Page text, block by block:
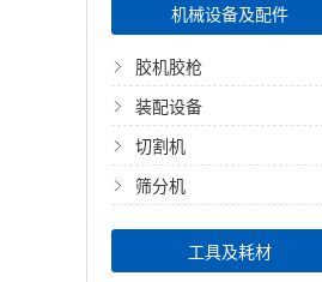
机械设备及配件
胶机胶枪
装配设备
切割机
筛分机
工具及耗材